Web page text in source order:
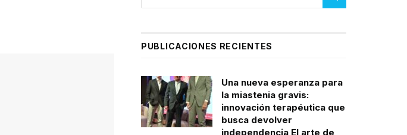
PUBLICACIONES RECIENTES
Una nueva esperanza para
la miastenia gravis:
innovación terapéutica que
busca devolver
independencia El arte de